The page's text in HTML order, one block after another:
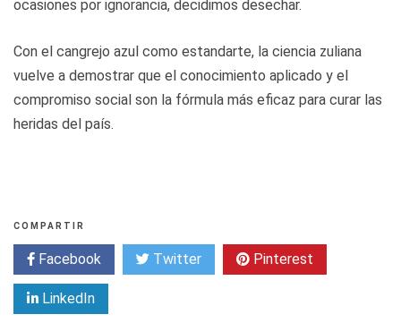
ocasiones por ignorancia, decidimos desechar.
Con el cangrejo azul como estandarte, la ciencia zuliana
vuelve a demostrar que el conocimiento aplicado y el
compromiso social son la fórmula más eficaz para curar las
heridas del país.
COMPARTIR
Facebook Twitter Pinterest
LinkedIn